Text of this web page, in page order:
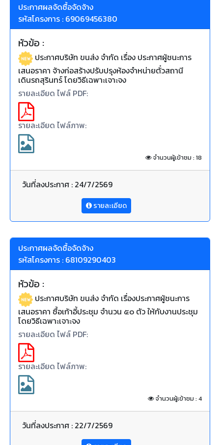
ประกาศผลจัดซื้อจัดจ้าง
รหัสโครงการ : 69069456380
หัวข้อ :
ประกาศบริษัท ขนส่ง จำกัด เรื่อง ประกาศผู้ชนะการ
เสนอราคา จ้างก่อสร้างปรับปรุงห้องจำหน่ายตั๋วสถานี
เดินรถสุรินทร์ โดยวิธีเฉพาะเจาะจง
รายละเอียด ไฟล์ PDF:
รายละเอียด ไฟล์ภาพ:
จำนวนผู้เข้าชม : 18
วันที่ลงประกาศ : 24/7/2569
รายละเอียด
ประกาศผลจัดซื้อจัดจ้าง
รหัสโครงการ : 68109290403
หัวข้อ :
ประกาศบริษัท ขนส่ง จำกัด เรื่องประกาศผู้ชนะการ
เสนอราคา ซื้อเก้าอี้ประชุม จำนวน ๕๐ ตัว ให้กับงานประชุม
โดยวิธีเฉพาะเจาะจง
รายละเอียด ไฟล์ PDF:
รายละเอียด ไฟล์ภาพ:
จำนวนผู้เข้าชม : 4
วันที่ลงประกาศ : 22/7/2569